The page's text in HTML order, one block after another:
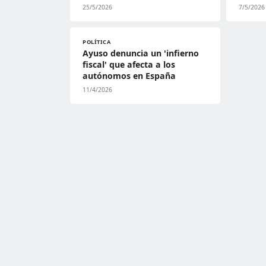
25/5/2026 7/5/2026
POLÍTICA
Ayuso denuncia un 'infierno
fiscal' que afecta a los
autónomos en España
11/4/2026